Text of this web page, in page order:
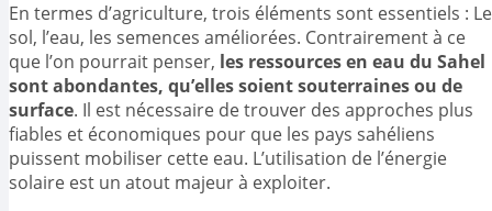
En termes d’agriculture, trois éléments sont essentiels : Le
sol, l’eau, les semences améliorées. Contrairement à ce
que l’on pourrait penser, les ressources en eau du Sahel
sont abondantes, qu’elles soient souterraines ou de
surface. Il est nécessaire de trouver des approches plus
fiables et économiques pour que les pays sahéliens
puissent mobiliser cette eau. L’utilisation de l’énergie
solaire est un atout majeur à exploiter.